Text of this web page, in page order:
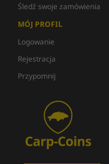
Śledź swoje zamówienia
MÓJ PROFIL
Logowanie
Rejestracja
Przypomnij